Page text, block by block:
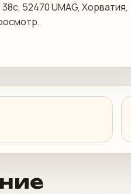
52470 UMAG, Хорватия,